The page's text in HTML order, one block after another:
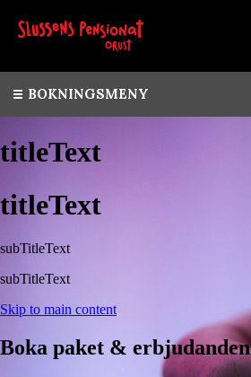
BOKNINGSMENY
titleText
titleText
subTitleText
subTitleText
Skip to main content
Boka paket & erbjudanden